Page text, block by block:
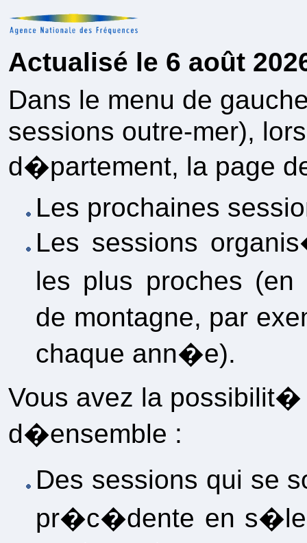
Actualisé le 6 août
Dans le menu de
sessions outre-mer),
d�partement, la page
Les prochaines
Les sessions
les plus proches
de montagne, par
chaque ann�e).
Vous avez la
d�ensemble :
Des sessions qui
pr�c�dente en